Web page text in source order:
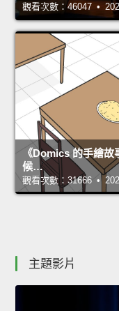
觀看次數：46047 •
《Domics 的手繪
候…
觀看次數：31666 •
主題影片